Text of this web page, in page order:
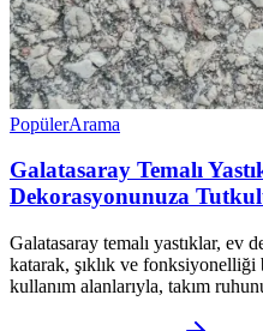
PopülerArama
Galatasaray Temalı
Dekorasyonunuza
Galatasaray temalı yastıklar, ev
katarak, şıklık ve fonksiyonelliği
kullanım alanlarıyla, takım